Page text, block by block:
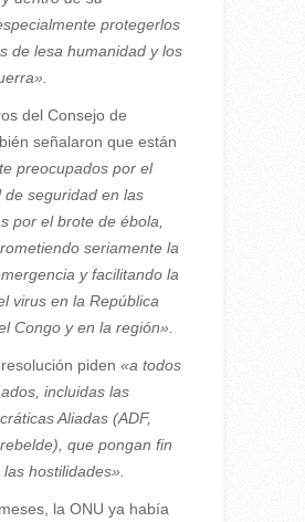
protegerlos
de lesa humanidad y los
del Consejo de
señalaron que están
preocupados por el
seguridad en las
por el brote de ébola,
seriamente la
y facilitando la
virus en la República
Congo y en la región».
piden «a todos
incluidas las
Aliadas (ADF,
que pongan fin
hostilidades».
la ONU ya había